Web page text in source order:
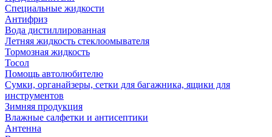
Специальные жидкости
Антифриз
Вода дистиллированная
Летняя жидкость стеклоомывателя
Тормозная жидкость
Тосол
Помощь автолюбителю
Сумки, органайзеры, сетки для багажника, ящики для
инструментов
Зимняя продукция
Влажные салфетки и антисептики
Антенна